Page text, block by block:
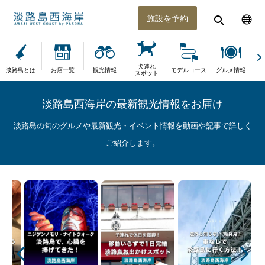
施設を予約
淡路島とは お店一覧 観光情報
犬連れ
スポット
モデルコース グルメ情報
淡路島西海岸の最新観光情報をお届け
淡路島の旬のグルメや最新観光・イベント情報を動画や記事で詳しく
ご紹介します。